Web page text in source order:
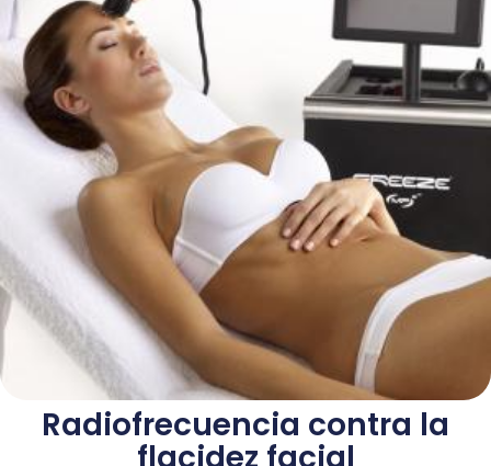
Radiofrecuencia contra la